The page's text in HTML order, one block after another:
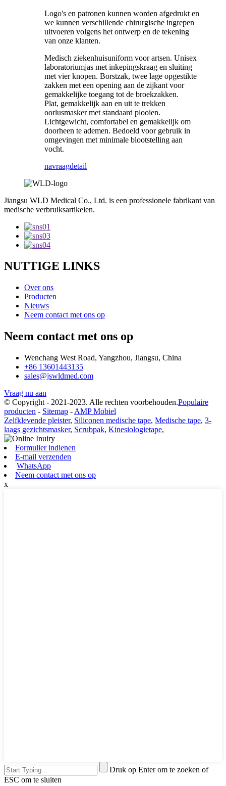
Logo's en patronen kunnen worden afgedrukt en
we kunnen verschillende chirurgische ingrepen
uitvoeren volgens het ontwerp en de tekening
van onze klanten.
Medisch ziekenhuisuniform voor artsen. Unisex
laboratoriumjas met inkepingskraag en sluiting
met vier knopen. Borstzak, twee lage opgestikte
zakken met een opening aan de zijkant voor
gemakkelijke toegang tot de broekzakken.
Plat, gemakkelijk aan en uit te trekken
oorlusmasker met standaard plooien.
Lichtgewicht, comfortabel en gemakkelijk om
doorheen te ademen. Bedoeld voor gebruik in
omgevingen met minimale blootstelling aan
vocht.
navraagdetail
Jiangsu WLD Medical Co., Ltd. is een professionele fabrikant van
medische verbruiksartikelen.
NUTTIGE LINKS
Over ons
Producten
Nieuws
Neem contact met ons op
Neem contact met ons op
Wenchang West Road, Yangzhou, Jiangsu, China
+86 13601443135
sales@jswldmed.com
Vraag nu aan
© Copyright - 2021-2023. Alle rechten voorbehouden.Populaire
producten - Sitemap - AMP Mobiel
Zelfklevende pleister, Siliconen medische tape, Medische tape, 3-
laags gezichtsmasker, Scrubpak, Kinesiologietape,
Formulier indienen
E-mail verzenden
WhatsApp
Neem contact met ons op
x
Druk op Enter om te zoeken of
ESC om te sluiten